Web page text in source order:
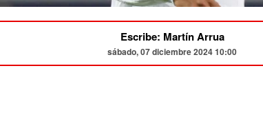
Escribe: Martín Arrua
sábado, 07 diciembre 2024 10:00